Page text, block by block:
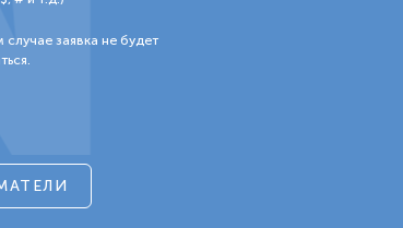
случае заявка не будет